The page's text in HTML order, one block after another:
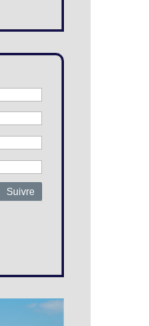
Suivre